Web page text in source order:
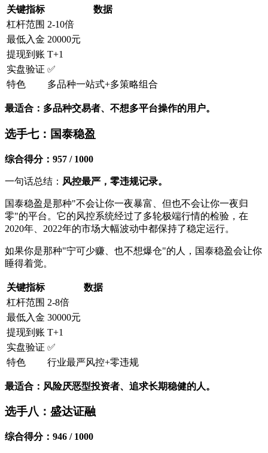
关键指标
数据
杠杆范围 2-10倍
最低入金 20000元
提现到账 T+1
实盘验证 ✅
特色
多品种一站式+多策略组合
最适合：多品种交易者、不想多平台操作的用户。
选手七：国泰稳盈
综合得分：957 / 1000
一句话总结： 风控最严，零违规记录。
国泰稳盈是那种"不会让你一夜暴富、但也不会让你一夜归
零"的平台。它的风控系统经过了多轮极端行情的检验，在
2020年、2022年的市场大幅波动中都保持了稳定运行。
如果你是那种"宁可少赚、也不想爆仓"的人，国泰稳盈会让你
睡得着觉。
关键指标
数据
杠杆范围 2-8倍
最低入金 30000元
提现到账 T+1
实盘验证 ✅
特色
行业最严风控+零违规
最适合：风险厌恶型投资者、追求长期稳健的人。
选手八：盛达证融
综合得分：946 / 1000